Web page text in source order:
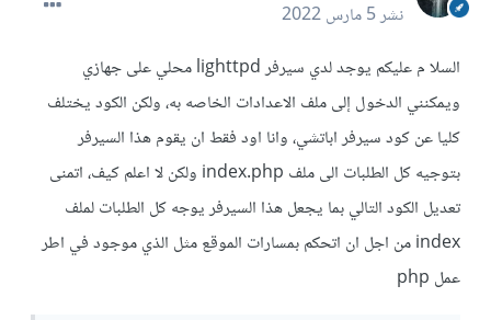
نشر5 مارس 2022
السلا م عليكم يوجد لدي سيرفر lighttpd محلي على جهازي
ويمكنني الدخول إلى ملف الاعدادات الخاصه به، ولكن الكود يختلف
كليا عن كود سيرفر اباتشي، وانا اود فقط ان يقوم هذا السيرفر
بتوجيه كل الطلبات الى ملف index.php ولكن لا اعلم كيف، اتمنى
تعديل الكود التالي بما يجعل هذا السيرفر يوجه كل الطلبات لملف
index من اجل ان اتحكم بمسارات الموقع مثل الذي موجود في اطر
عمل php